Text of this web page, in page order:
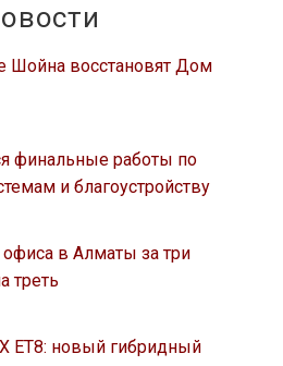
Шойна восстановят Дом
финальные работы по
и благоустройству
в Алматы за три
треть
ET8: новый гибридный